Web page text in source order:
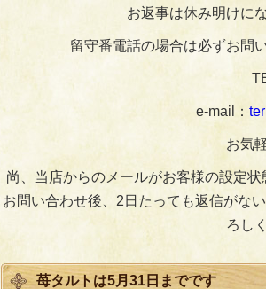
お返事は休み明けに
留守番電話の場合は必ずお問
e-mail：
お気
尚、当店からのメールがお客様の設定
お問い合わせ後、2日たっても返信がな
ろし
苺タルトは5月31日までです